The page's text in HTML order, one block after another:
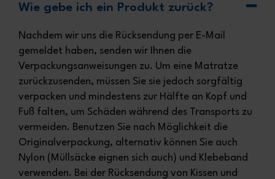
Wie gebe ich ein Produkt zurück?
Nachdem wir uns die Rücksendung per E-Mail
gemeldet haben, senden wir Ihnen die
Verpackungsanweisungen zu. Um eine Matratze
zurückzusenden, müssen Sie sie jedoch sorgfältig
verpacken und mindestens zur Hälfte an Kopf und
Fuß falten, um Schäden während des Transports zu
vermeiden. Benutzen Sie nach Möglichkeit die
Originalverpackung, alternativ können Sie auch
Nylon (Müllsäcke eignen sich auch) und Klebeband
verwenden. Bei der Rücksendung von Kissen und
Melden Sie sich sofort an und
sichern Sie sich einen exklusiven
Rabatt von 5%
Melden Sie sich an unsere
Newsletter an und
profitieren Sie von unseren
Promotionen